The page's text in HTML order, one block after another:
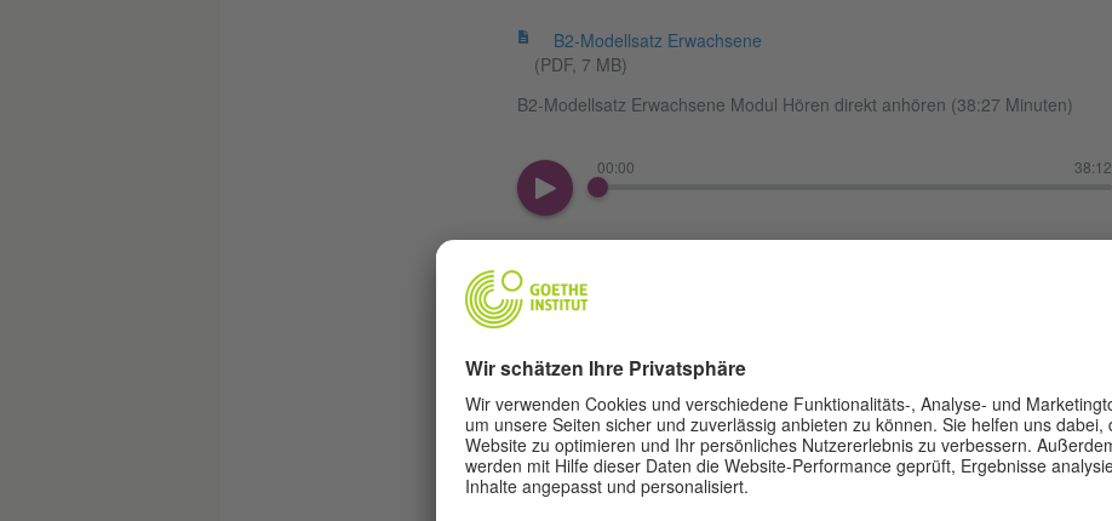
B2-Modellsatz Erwachsene
(PDF, 7 MB)
B2-Modellsatz Erwachsene Modul Hören direkt anhören (38:27 Minuten)
00:00 38:12
B2-Modellsatz Erwachsene Modul Sprechen direkt ansehen (16:13 Minuten)